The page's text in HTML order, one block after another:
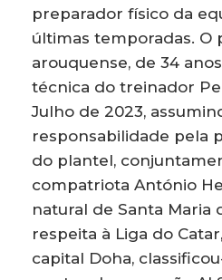
preparador físico da
últimas temporadas. O
arouquense, de 34
técnica do treinador
Julho de 2023,
responsabilidade pela
do plantel,
compatriota António
natural de Santa Maria
respeita à Liga do
capital Doha,